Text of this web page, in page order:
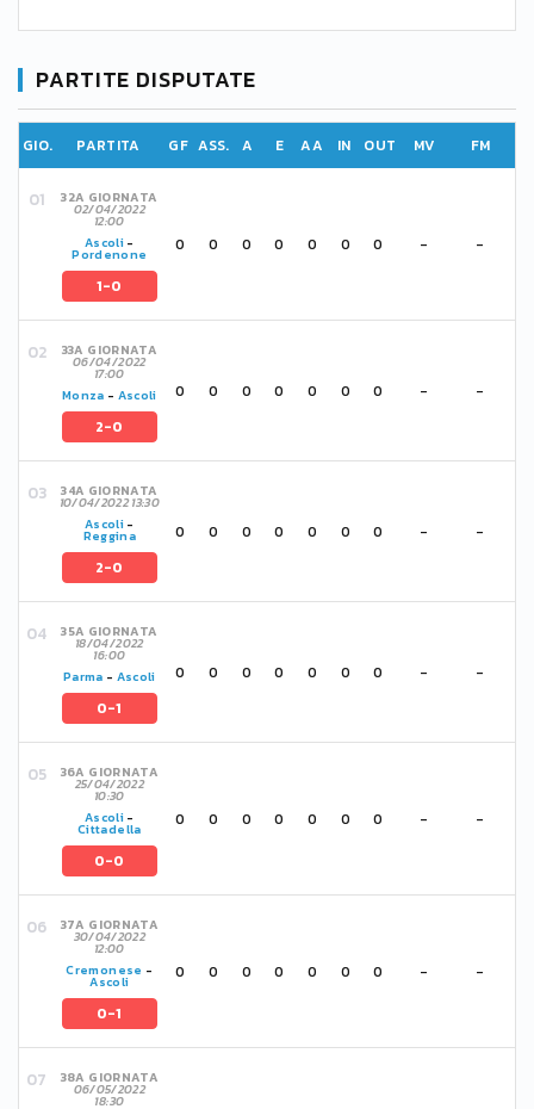
PARTITE DISPUTATE
GIO. PARTITA GF ASS. A E AA IN OUT MV FM
32A GIORNATA
02/04/2022
12:00
Ascoli -
Pordenone
1-0
0 0 0 0 0 0 0 - -
33A GIORNATA
06/04/2022
17:00
Monza - Ascoli
2-0
0 0 0 0 0 0 0 - -
34A GIORNATA
10/04/2022 13:30
Ascoli -
Reggina
2-0
0 0 0 0 0 0 0 - -
35A GIORNATA
18/04/2022
16:00
Parma - Ascoli
0-1
0 0 0 0 0 0 0 - -
36A GIORNATA
25/04/2022
10:30
Ascoli -
Cittadella
0-0
0 0 0 0 0 0 0 - -
37A GIORNATA
30/04/2022
12:00
Cremonese -
Ascoli
0-1
0 0 0 0 0 0 0 - -
38A GIORNATA
06/05/2022
18:30